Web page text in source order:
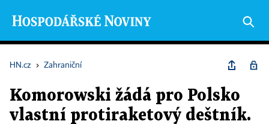
HN.cz › Zahraniční
Komorowski žádá pro Polsko
vlastní protiraketový deštník.